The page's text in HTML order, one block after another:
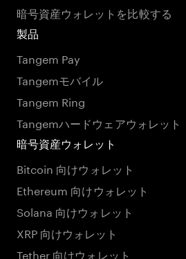
暗号資産ウォレットを比較する
製品
Tangem Pay
Tangemモバイル
Tangem Ring
Tangemハードウェアウォレット
暗号資産ウォレット
Bitcoin 向けウォレット
Ethereum 向けウォレット
Solana 向けウォレット
XRP 向けウォレット
Tether 向けウォレット